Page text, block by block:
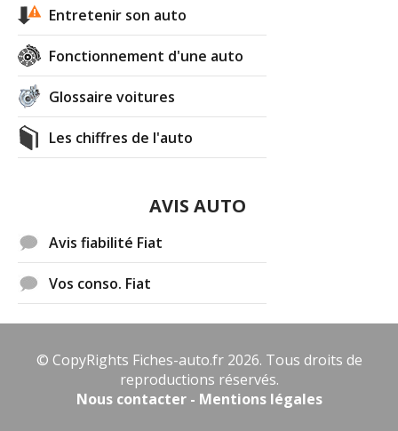
Entretenir son auto
Fonctionnement d'une auto
Glossaire voitures
Les chiffres de l'auto
AVIS AUTO
Avis fiabilité Fiat
Vos conso. Fiat
© CopyRights Fiches-auto.fr 2026. Tous droits de
reproductions réservés.
Nous contacter - Mentions légales